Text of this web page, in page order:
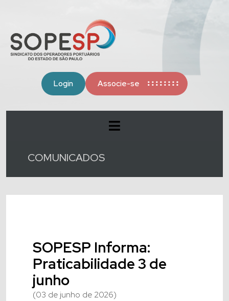
Login Associe-se
COMUNICADOS
SOPESP Informa:
Praticabilidade 3 de
junho
(03 de junho de 2026)